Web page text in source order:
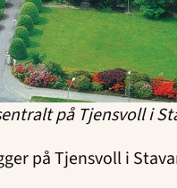
på Tjensvoll i
på Tjensvoll i